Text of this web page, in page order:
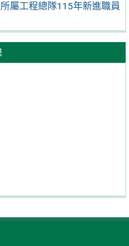
屬工程總隊115年新進職員